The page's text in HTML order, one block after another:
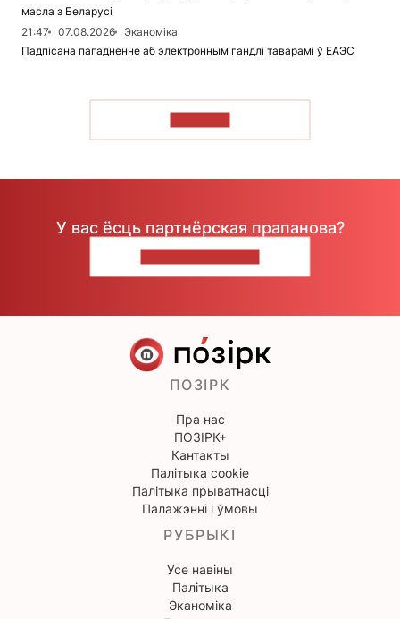
масла з Беларусі
21:47
07.08.2026
Эканоміка
Падпісана пагадненне аб электронным гандлі таварамі ў ЕАЭС
У вас ёсць партнёрская прапанова?
ПОЗІРК
Пра нас
ПОЗІРК+
Кантакты
Палітыка cookie
Палітыка прыватнасці
Палажэнні і ўмовы
РУБРЫКІ
Усе навіны
Палітыка
Эканоміка